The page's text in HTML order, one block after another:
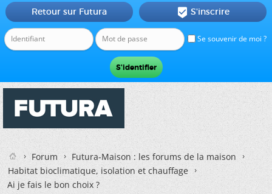
Se souvenir de moi ?
Retour sur Futura  S'inscrire
Forum
Futura-Maison : les forums de la maison
Habitat bioclimatique, isolation et chauffage
Ai je fais le bon choix ?